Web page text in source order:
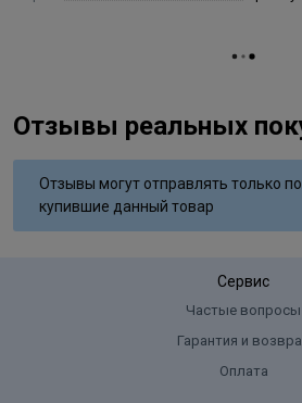
Отзывы реальных
Отзывы могут отправлять только
купившие данный товар
Сервис
Частые вопросы
Гарантия и
Оплата